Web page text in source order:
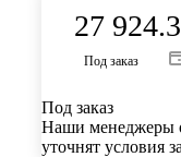
27
Под заказ
Под заказ
Наши менеджеры
уточнят условия